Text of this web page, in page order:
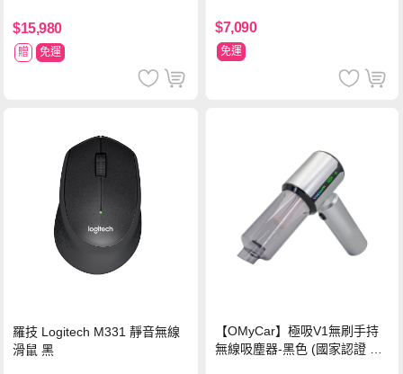
$15,980
贈 免運
新小蜂鷹)
$7,090
免運
羅技 Logitech M331 靜音無線
滑鼠 黑
【OMyCar】極吸V1無刷手持
無線吸塵器-黑色 (國家認證 一